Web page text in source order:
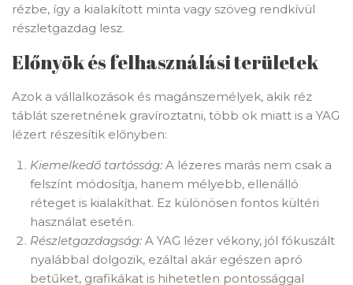
rézbe, így a kialakított minta vagy szöveg rendkívül
részletgazdag lesz.
Előnyök és felhasználási területek
Azok a vállalkozások és magánszemélyek, akik réz
táblát szeretnének gravíroztatni, több ok miatt is a YAG
lézert részesítik előnyben:
Kiemelkedő tartósság:A lézeres marás nem csak a
felszínt módosítja, hanem mélyebb, ellenálló
réteget is kialakíthat. Ez különösen fontos kültéri
használat esetén.
Részletgazdagság:A YAG lézer vékony, jól fókuszált
nyalábbal dolgozik, ezáltal akár egészen apró
betűket, grafikákat is hihetetlen pontossággal